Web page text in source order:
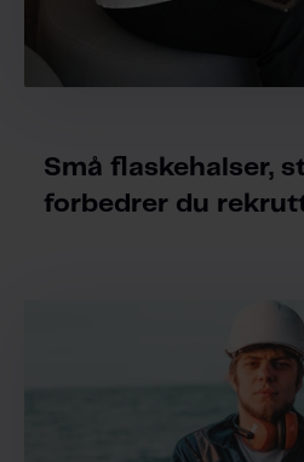
Små flaskehalser,
forbedrer du